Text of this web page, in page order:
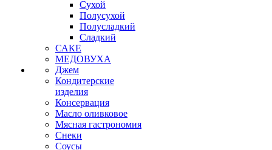
Сухой
Полусухой
Полусладкий
Сладкий
САКЕ
МЕДОВУХА
Джем
Кондитерские
изделия
Консервация
Масло оливковое
Мясная гастрономия
Снеки
Соусы